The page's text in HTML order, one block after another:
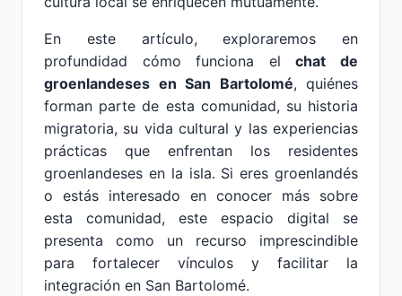
En este artículo, exploraremos en
profundidad cómo funciona elchat de
groenlandeses en San Bartolomé, quiénes
forman parte de esta comunidad, su historia
migratoria, su vida cultural y las experiencias
prácticas que enfrentan los residentes
groenlandeses en la isla. Si eres groenlandés
o estás interesado en conocer más sobre
esta comunidad, este espacio digital se
presenta como un recurso imprescindible
para fortalecer vínculos y facilitar la
integración en San Bartolomé.